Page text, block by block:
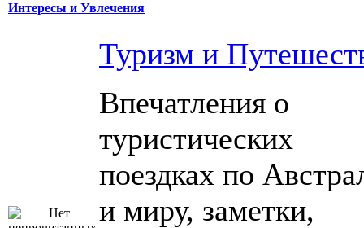
Интересы и Увлечения
Туризм и
Впечатления о
туристических
поездках по
и миру, заметки,